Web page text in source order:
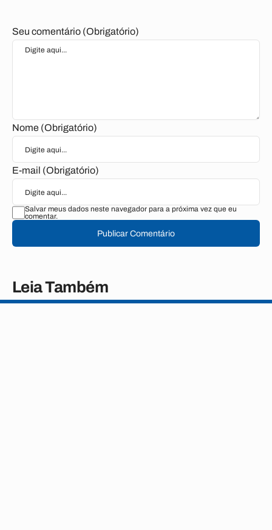
Seu comentário (Obrigatório)
Nome (Obrigatório)
E-mail (Obrigatório)
Salvar meus dados neste navegador para a próxima vez que eu
comentar.
Publicar Comentário
Leia Também